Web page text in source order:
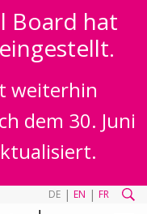
Board hat
weiterhin
dem 30. Juni
DE | EN | FR